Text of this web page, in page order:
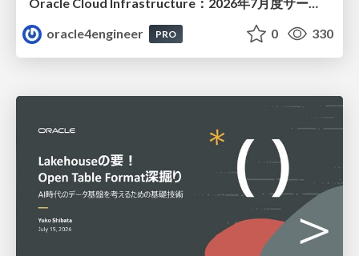
oracle4engineer
PRO 0 330